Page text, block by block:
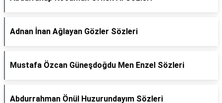
Adnan İnan Ağlayan Gözler Sözleri
Mustafa Özcan Güneşdoğdu Men Enzel Sözleri
Abdurrahman Önül Huzurundayım Sözleri